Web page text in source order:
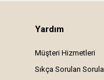
Yardım
Müşteri Hizmetleri
Sıkça Sorulan